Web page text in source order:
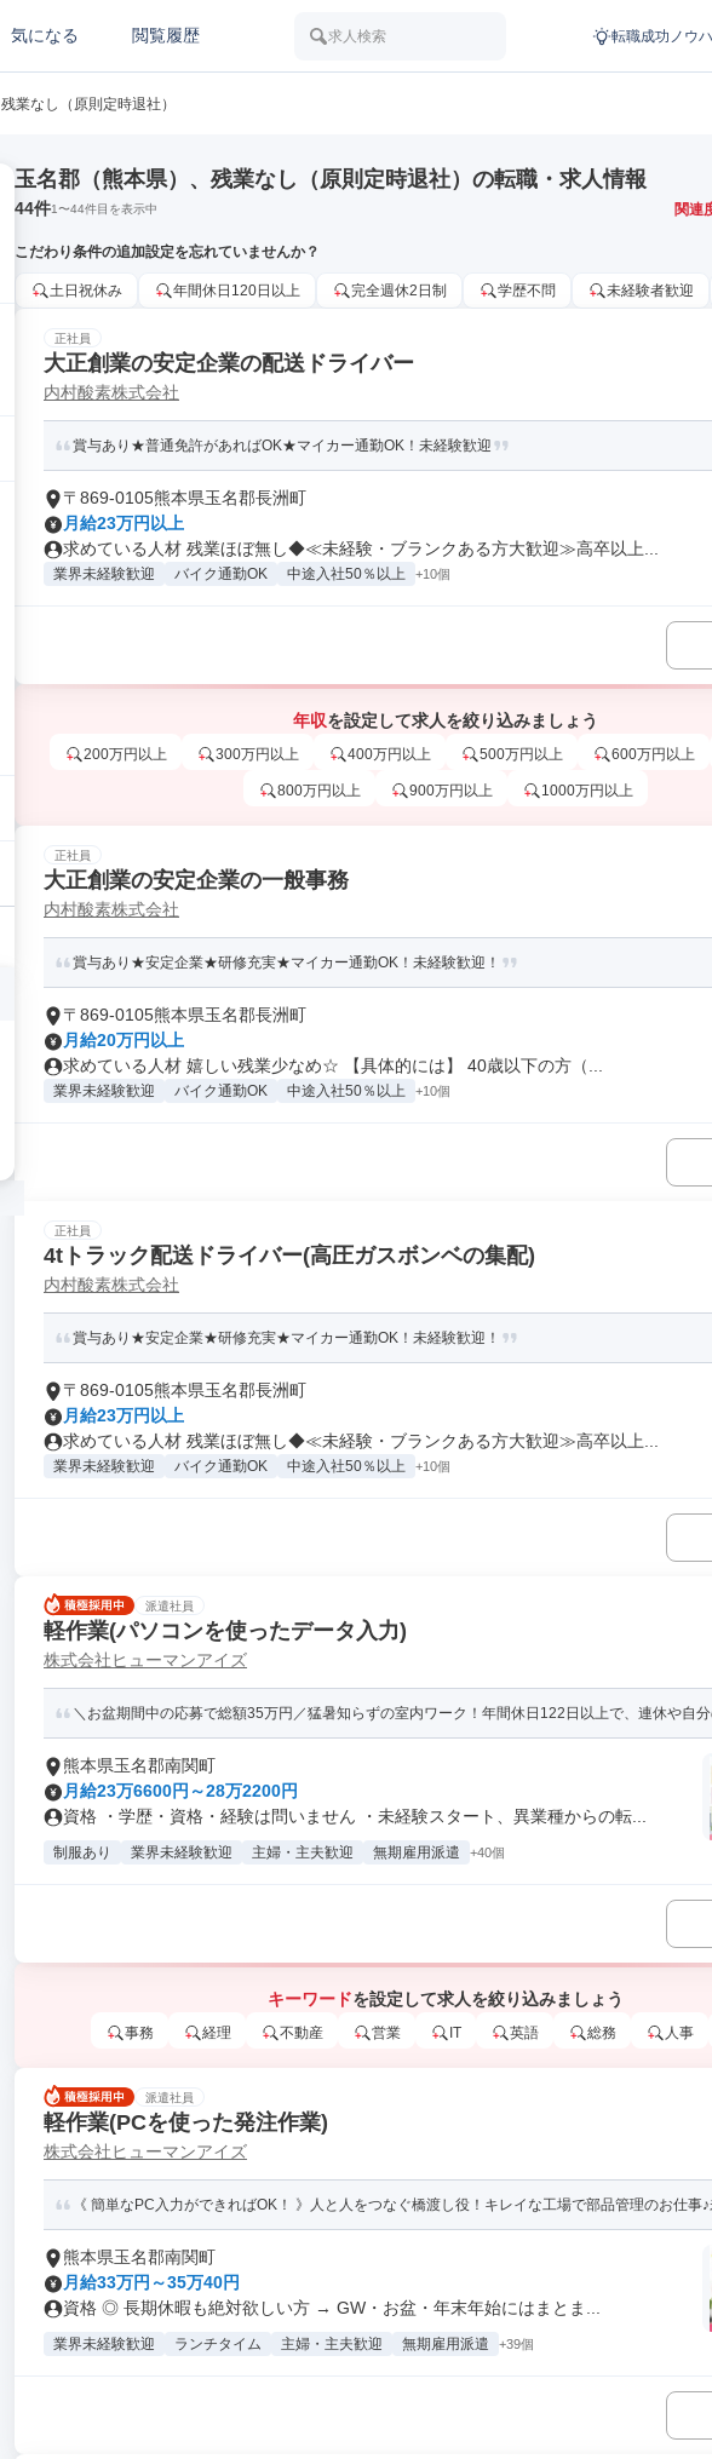
気になる 閲覧履歴 求人検索 転職成功ノウ
残業なし（原則定時退社）
玉名郡（熊本県）、残業なし（原則定時退社）の転職・求人情報
44件1〜44件目を表示中 関連
こだわり条件の追加設定を忘れていませんか？
土日祝休み 年間休日120日以上 完全週休2日制 学歴不問 未経験者歓迎
正社員
大正創業の安定企業の配送ドライバー
内村酸素株式会社
賞与あり★普通免許があればOK★マイカー通勤OK！未経験歓迎
〒869-0105熊本県玉名郡長洲町
月給23万円以上
求めている人材 残業ほぼ無し◆≪未経験・ブランクある方大歓迎≫高卒以上...
業界未経験歓迎 バイク通勤OK 中途入社50％以上 +10個
年収を設定して求人を絞り込みましょう
200万円以上 300万円以上 400万円以上 500万円以上 600万円以上
800万円以上 900万円以上 1000万円以上
正社員
大正創業の安定企業の一般事務
内村酸素株式会社
賞与あり★安定企業★研修充実★マイカー通勤OK！未経験歓迎！
〒869-0105熊本県玉名郡長洲町
月給20万円以上
求めている人材 嬉しい残業少なめ☆ 【具体的には】 40歳以下の方（...
業界未経験歓迎 バイク通勤OK 中途入社50％以上 +10個
正社員
4tトラック配送ドライバー(高圧ガスボンベの集配)
内村酸素株式会社
賞与あり★安定企業★研修充実★マイカー通勤OK！未経験歓迎！
〒869-0105熊本県玉名郡長洲町
月給23万円以上
求めている人材 残業ほぼ無し◆≪未経験・ブランクある方大歓迎≫高卒以上...
業界未経験歓迎 バイク通勤OK 中途入社50％以上 +10個
派遣社員
軽作業(パソコンを使ったデータ入力)
株式会社ヒューマンアイズ
＼お盆期間中の応募で総額35万円／猛暑知らずの室内ワーク！年間休日122日以上で、連休や自
熊本県玉名郡南関町
月給23万6600円～28万2200円
資格 ・学歴・資格・経験は問いません ・未経験スタート、異業種からの転...
制服あり 業界未経験歓迎 主婦・主夫歓迎 無期雇用派遣 +40個
キーワードを設定して求人を絞り込みましょう
事務 経理 不動産 営業 IT 英語 総務 人事
派遣社員
軽作業(PCを使った発注作業)
株式会社ヒューマンアイズ
《 簡単なPC入力ができればOK！ 》人と人をつなぐ橋渡し役！キレイな工場で部品管理のお仕事
熊本県玉名郡南関町
月給33万円～35万40円
資格 ◎ 長期休暇も絶対欲しい方 → GW・お盆・年末年始にはまとま...
業界未経験歓迎 ランチタイム 主婦・主夫歓迎 無期雇用派遣 +39個